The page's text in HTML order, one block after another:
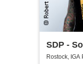
SDP -
Rostock, IGA